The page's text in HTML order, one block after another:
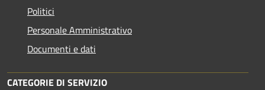
Politici
Personale Amministrativo
Documenti e dati
CATEGORIE DI SERVIZIO